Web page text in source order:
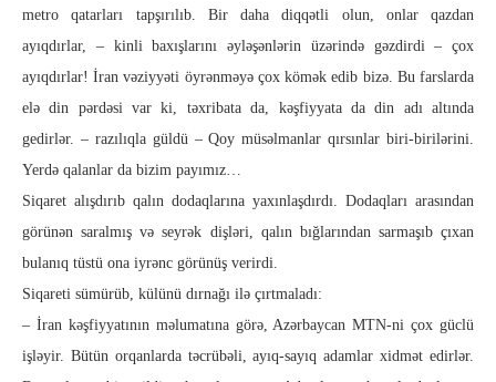
metro qatarları tap­şırılıb. Bir daha diqqətli olun, onlar qazdan
ayıqdırlar, – kinli baxışlarını əyləşənlərin üzərində gəzdirdi – çox
ayıqdırlar! İran və­ziy­yəti öyrənməyə çox kömək edib bizə. Bu farslarda
elə din pərdə­si var ki, təxribata da, kəşfiyyata da din adı altında
gedirlər. – ra­zılıqla güldü – Qoy müsəlmanlar qırsınlar biri-birilərini.
Yer­də qalanlar da bizim payımız…
Siqaret alışdırıb qalın dodaqlarına yaxınlaşdırdı. Dodaq­ları arasından
görünən saralmış və seyrək dişləri, qalın bığla­rın­dan sarmaşıb çıxan
bulanıq tüstü ona iyrənc görünüş verirdi.
Siqareti sümürüb, külünü dırnağı ilə çırtmaladı:
– İran kəşfiyyatının məlumatına görə, Azərbaycan MTN­-ni çox güclü
işləyir. Bütün orqanlarda təcrübəli, ayıq-sa­yıq adam­lar xidmət edirlər.